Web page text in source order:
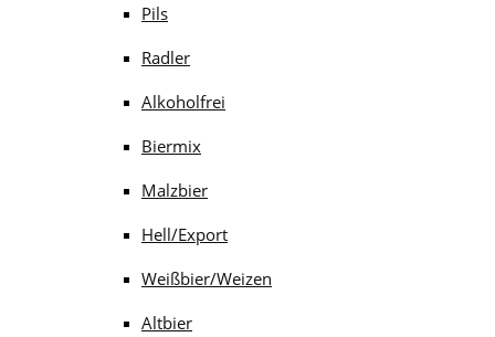
Pils
Radler
Alkoholfrei
Biermix
Malzbier
Hell/Export
Weißbier/Weizen
Altbier